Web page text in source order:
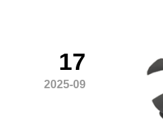
17
2025-09